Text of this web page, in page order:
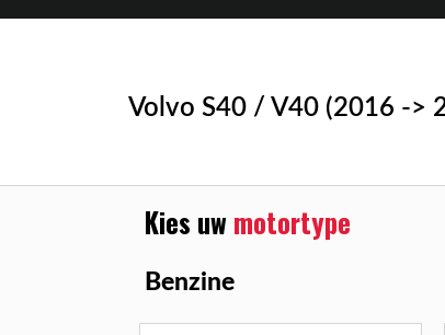
Volvo S40 / V40 (2016 ->
Kies uwmotortype
Benzine